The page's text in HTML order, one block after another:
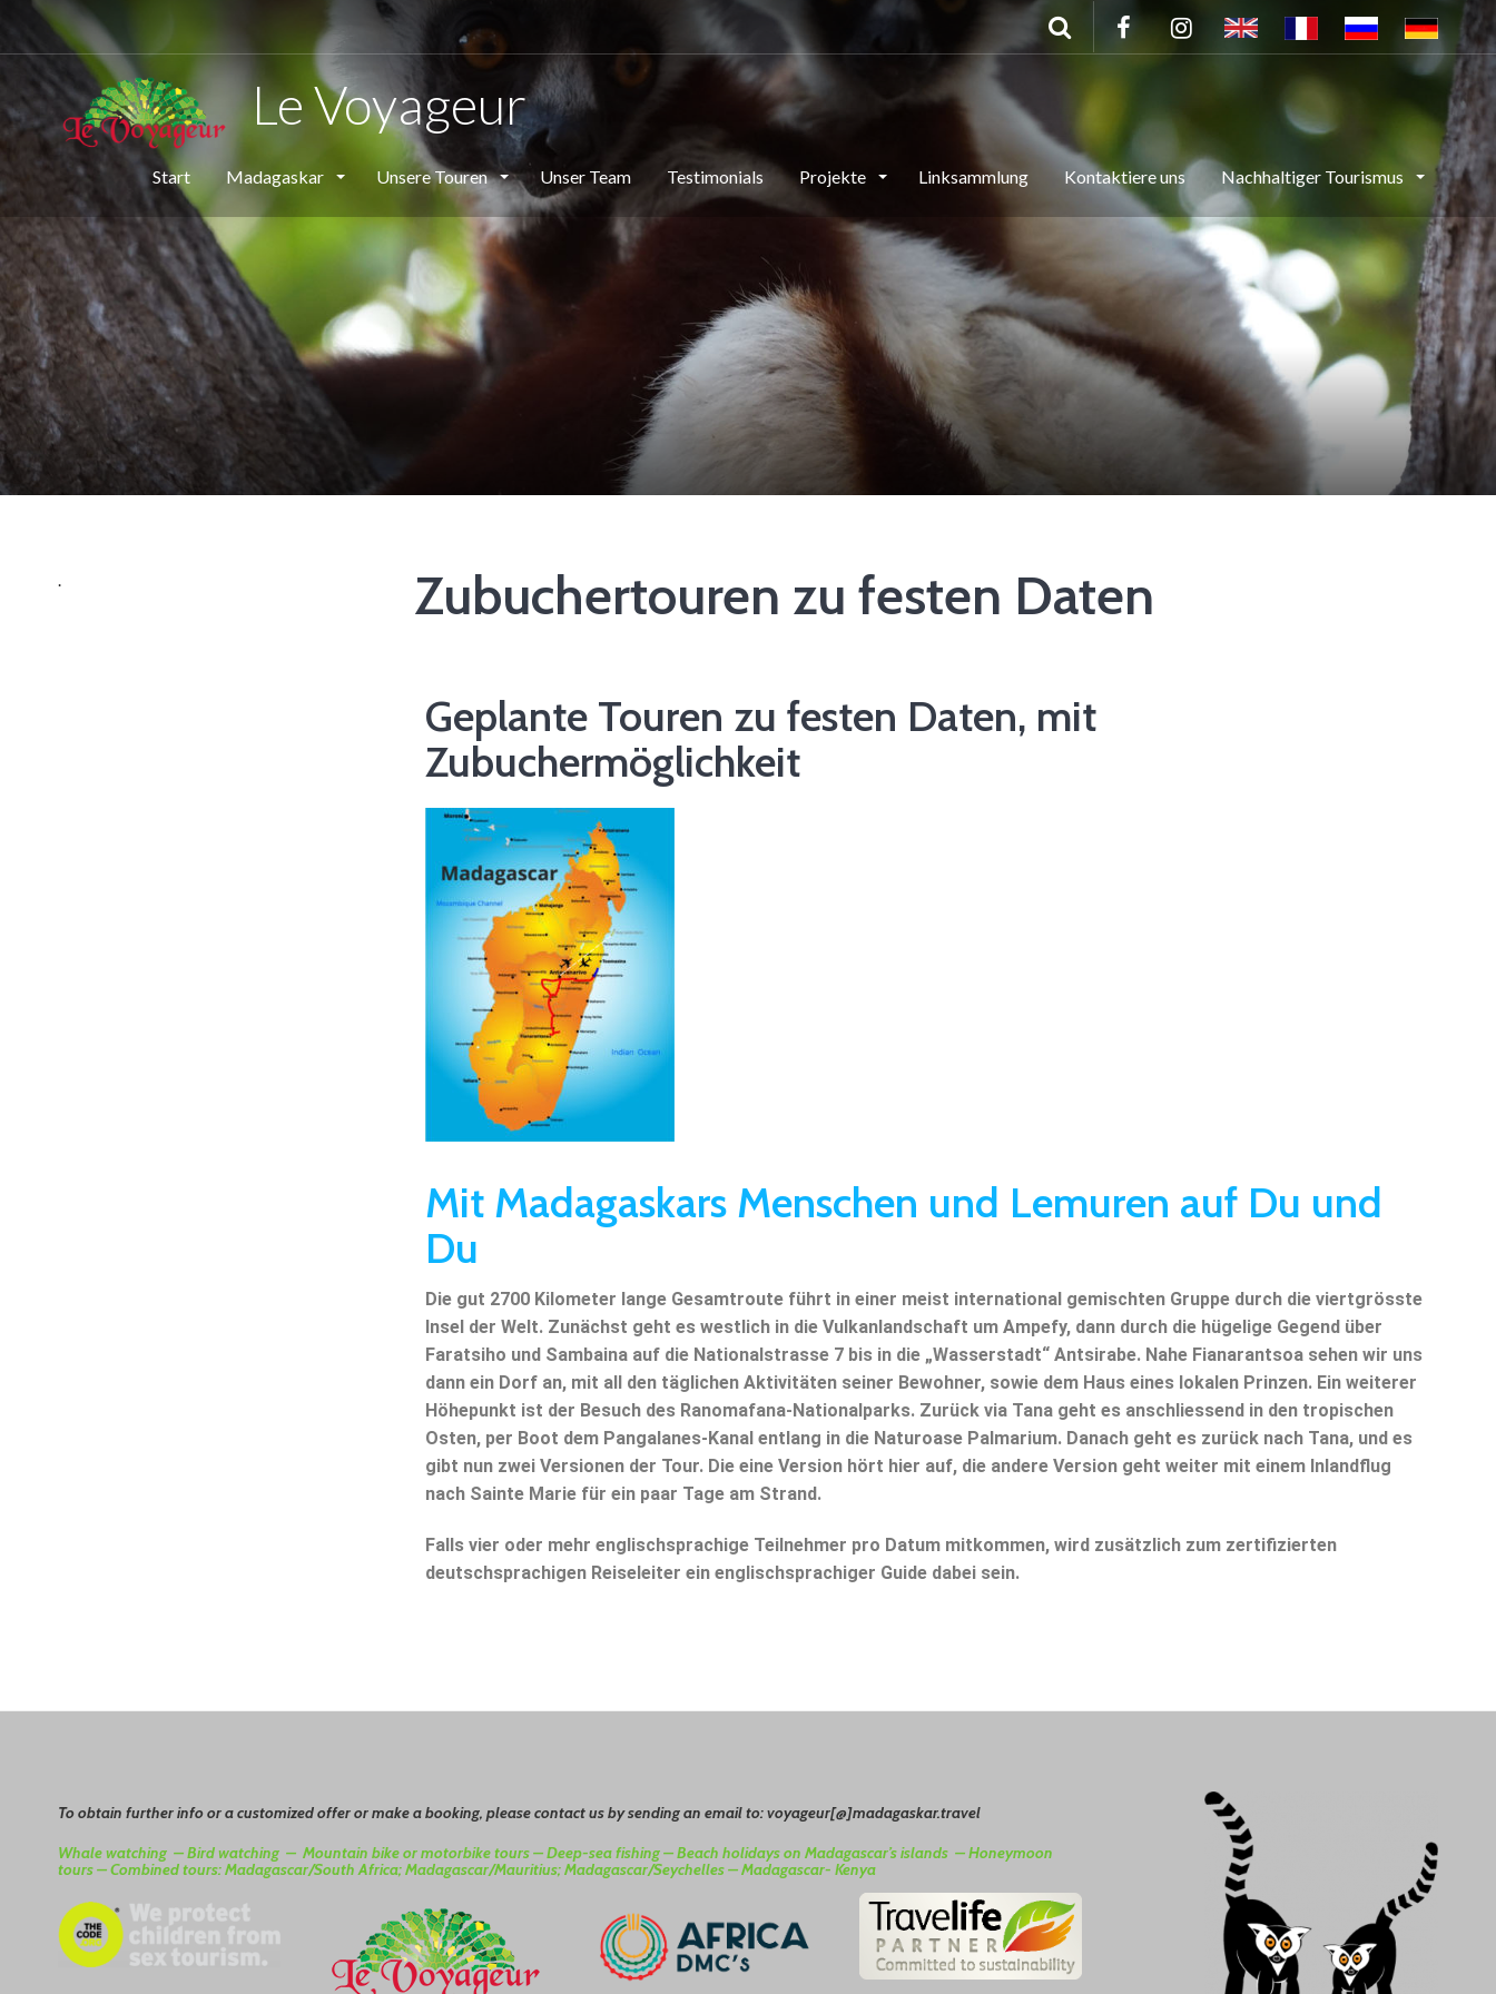
Le Voyageur
Start Madagaskar Unsere Touren Unser Team Testimonials Projekte Linksammlung Kontaktiere uns Nachhaltiger Tourismus
Zubuchertouren zu festen Daten
Geplante Touren zu festen Daten, mit
Zubuchermöglichkeit
Mit Madagaskars Menschen und Lemuren auf Du und
Du
Die gut 2700 Kilometer lange Gesamtroute führt in einer meist international gemischten Gruppe durch die viertgrösste
Insel der Welt. Zunächst geht es westlich in die Vulkanlandschaft um Ampefy, dann durch die hügelige Gegend über
Faratsiho und Sambaina auf die Nationalstrasse 7 bis in die „Wasserstadt“ Antsirabe. Nahe Fianarantsoa sehen wir uns
dann ein Dorf an, mit all den täglichen Aktivitäten seiner Bewohner, sowie dem Haus eines lokalen Prinzen. Ein weiterer
Höhepunkt ist der Besuch des Ranomafana-Nationalparks. Zurück via Tana geht es anschliessend in den tropischen
Osten, per Boot dem Pangalanes-Kanal entlang in die Naturoase Palmarium. Danach geht es zurück nach Tana, und es
gibt nun zwei Versionen der Tour. Die eine Version hört hier auf, die andere Version geht weiter mit einem Inlandflug
nach Sainte Marie für ein paar Tage am Strand.
Falls vier oder mehr englischsprachige Teilnehmer pro Datum mitkommen, wird zusätzlich zum zertifizierten
deutschsprachigen Reiseleiter ein englischsprachiger Guide dabei sein.
.
Toobtain further info or a customized offer or make a booking, please contact us by sending an email to: voyageur[@]madagaskar.travel
Whale watching –Bird watching – Mountain bike or motorbike tours –Deep-sea fishing –Beach holidays on Madagascar’s islands –Honeymoon
tours –Combined tours: Madagascar/South Africa; Madagascar/Mauritius; Madagascar/Seychelles –Madagascar- Kenya